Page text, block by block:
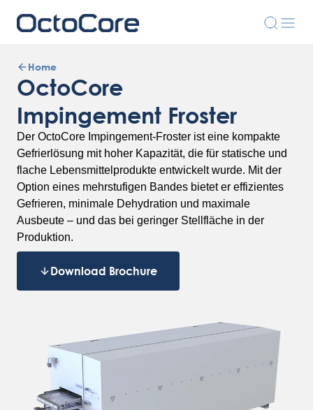
Home
OctoCore
Impingement Froster
Der OctoCore Impingement-Froster ist eine kompakte
Gefrierlösung mit hoher Kapazität, die für statische und
flache Lebensmittelprodukte entwickelt wurde. Mit der
Option eines mehrstufigen Bandes bietet er effizientes
Gefrieren, minimale Dehydration und maximale
Ausbeute – und das bei geringer Stellfläche in der
Produktion.
Download Brochure